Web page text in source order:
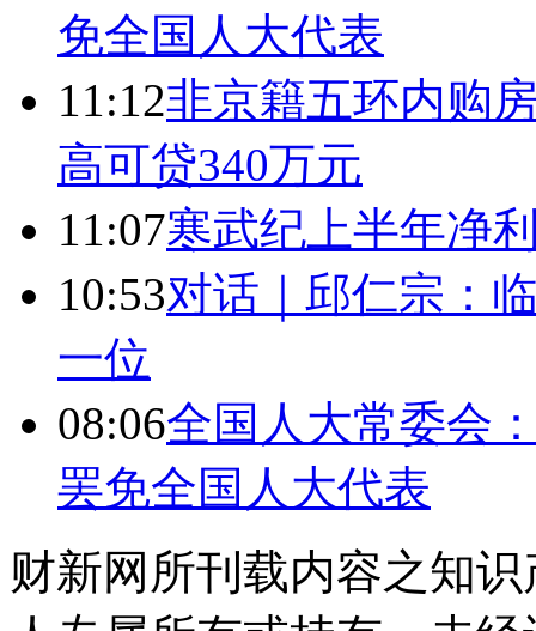
免全国人大代表
11:12非京籍五环内购
高可贷340万元
11:07寒武纪上半年净
10:53对话｜邱仁宗：
一位
08:06全国人大常委会
罢免全国人大代表
财新网所刊载内容之知